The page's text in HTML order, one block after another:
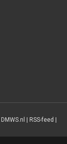
DMWS.nl RSS-feed